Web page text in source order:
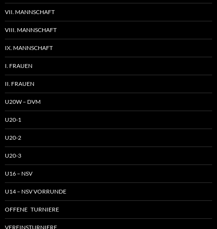
VII. MANNSCHAFT
VIII. MANNSCHAFT
IX. MANNSCHAFT
I. FRAUEN
II. FRAUEN
U20W – DVM
U20-1
U20-2
U20-3
U16 – NSV
U14 – NSV VORRUNDE
OFFENE TURNIERE
VEREINSTURNIERE